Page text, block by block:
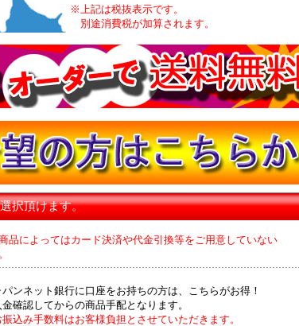
※上記は税抜表示です。
別途消費税が加算されます。
択頂けます。
品によってはカード決済や代金引換等をご用意していない
パンネット銀行に口座をお持ちの方は、こちらがお得！
金確認してからの商品手配となります。
込み手数料はお客様負担とさせていただきます。